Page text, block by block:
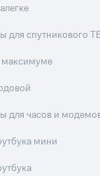
для спутникового
максимуме
для часов и
мини